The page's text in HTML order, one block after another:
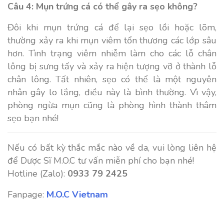
Câu 4: Mụn trứng cá có thể gây ra sẹo không?
Đôi khi mụn trứng cá để lại sẹo lồi hoặc lõm,
thường xảy ra khi mụn viêm tổn thương các lớp sâu
hơn. Tình trạng viêm nhiễm làm cho các lỗ chân
lông bị sưng tấy và xảy ra hiện tượng vỡ ở thành lỗ
chân lông. Tất nhiên, sẹo có thể là một nguyên
nhân gây lo lắng, điều này là bình thường. Vì vậy,
phòng ngừa mụn cũng là phòng hình thành thâm
sẹo bạn nhé!
Nếu có bất kỳ thắc mắc nào về da, vui lòng liên hệ
để Dược Sĩ M.O.C tư vấn miễn phí cho bạn nhé!
Hotline (Zalo): 0933 79 2425
Fanpage: M.O.C Vietnam